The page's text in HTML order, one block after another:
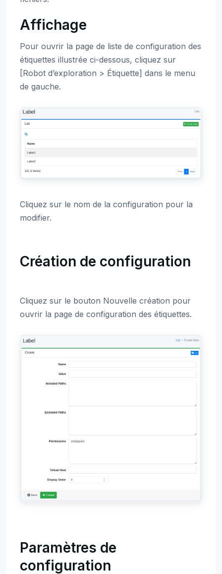
Affichage
Pour ouvrir la page de liste de configuration des
étiquettes illustrée ci-dessous, cliquez sur
[Robot d’exploration > Étiquette] dans le menu
de gauche.
Cliquez sur le nom de la configuration pour la
modifier.
Création de configuration
Cliquez sur le bouton Nouvelle création pour
ouvrir la page de configuration des étiquettes.
Paramètres de
configuration